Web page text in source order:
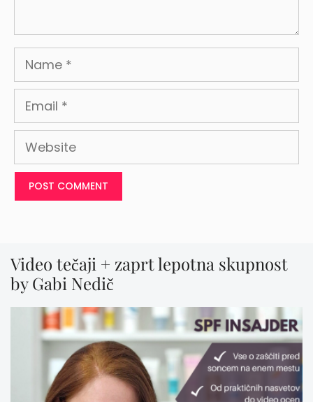
Name
Email
Website
Video tečaji + zaprt lepotna skupnost
by Gabi Nedič